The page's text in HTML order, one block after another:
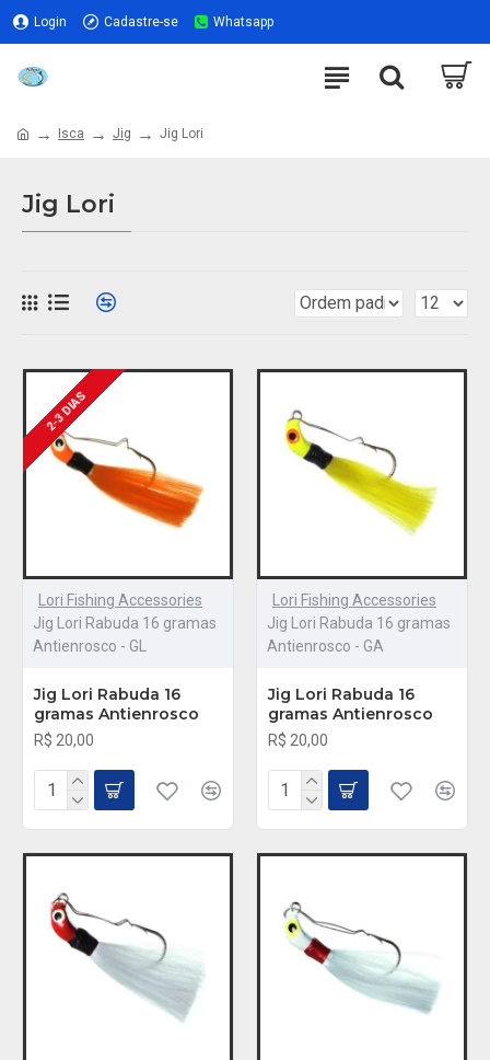
Login Cadastre-se Whatsapp
Isca Jig Jig Lori
Jig Lori
2-3 DIAS
Lori Fishing Accessories
Jig Lori Rabuda 16 gramas
Antienrosco - GL
Jig Lori Rabuda 16
gramas Antienrosco
R$ 20,00
Lori Fishing Accessories
Jig Lori Rabuda 16 gramas
Antienrosco - GA
Jig Lori Rabuda 16
gramas Antienrosco
R$ 20,00